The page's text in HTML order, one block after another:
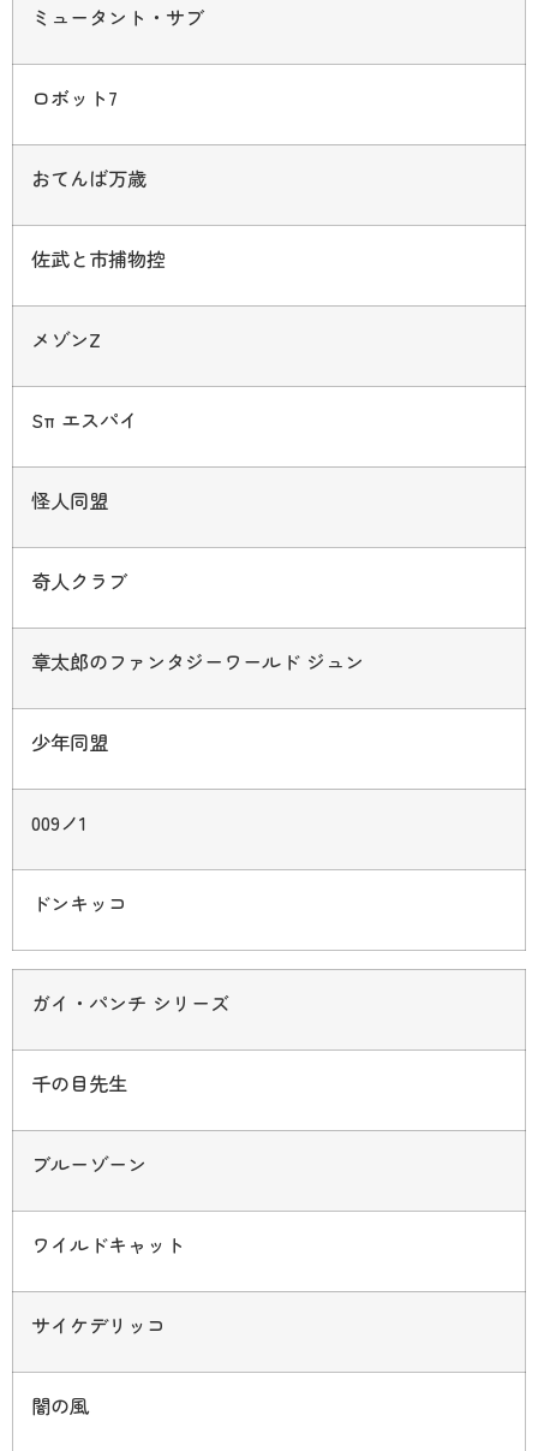
ミュータント・サブ
ロボット7
おてんば万歳
佐武と市捕物控
メゾンZ
Sπ エスパイ
怪人同盟
奇人クラブ
章太郎のファンタジーワールド ジュン
少年同盟
009ノ1
ドンキッコ
ガイ・パンチ シリーズ
千の目先生
ブルーゾーン
ワイルドキャット
サイケデリッコ
闇の風